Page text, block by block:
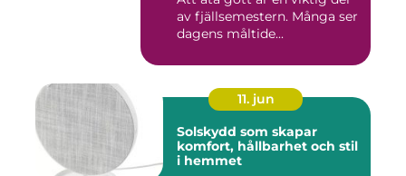
av fjällsemestern. Många ser
dagens måltide...
11. jun
Solskydd som skapar
komfort, hållbarhet och stil
i hemmet